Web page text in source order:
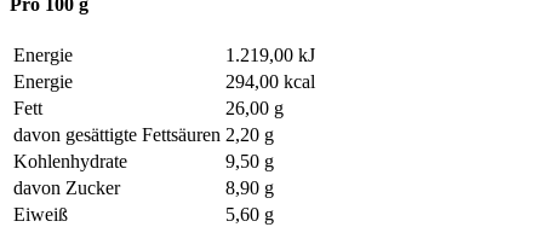
Energie
1.219,00 kJ
Energie
294,00 kcal
Fett
26,00 g
davon gesättigte Fettsäuren 2,20 g
Kohlenhydrate
9,50 g
davon Zucker
8,90 g
Eiweiß
5,60 g